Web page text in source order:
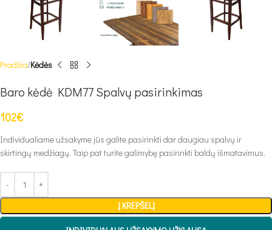
Pradžia Kėdės
Baro kėdė KDM77 Spalvų pasirinkimas
102€
Individualiame užsakyme jūs galite pasirinkti dar daugiau spalvų ir
skirtingų medžiagų. Taip pat turite galimybę pasirinkti baldų išmatavimus.
Į KREPŠELĮ